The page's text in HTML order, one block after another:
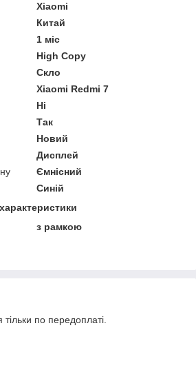
Xiaomi
Китай
1 міс
High Copy
Скло
Xiaomi Redmi 7
Ні
Так
Новий
Дисплей
Ємнісний
Синій
з рамкою
тільки по передоплаті.